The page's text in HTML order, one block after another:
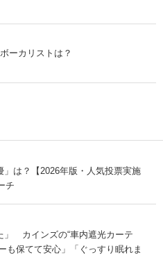
ーカリストは？
は？【2026年版・人気投票実施
チ
」 カインズの“車内遮光カーテ
保てて安心」「ぐっすり眠れま